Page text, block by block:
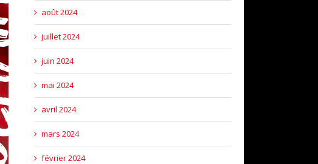
août 2024
juillet 2024
juin 2024
mai 2024
avril 2024
mars 2024
février 2024